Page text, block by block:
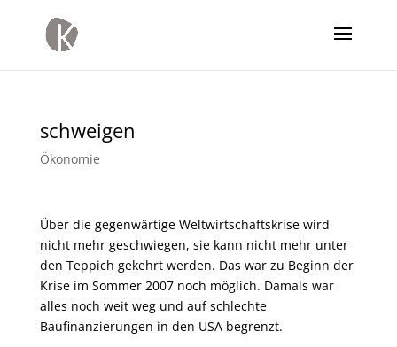
schweigen
Ökonomie
Über die gegenwärtige Weltwirtschaftskrise wird
nicht mehr geschwiegen, sie kann nicht mehr unter
den Teppich gekehrt werden. Das war zu Beginn der
Krise im Sommer 2007 noch möglich. Damals war
alles noch weit weg und auf schlechte
Baufinanzierungen in den USA begrenzt.